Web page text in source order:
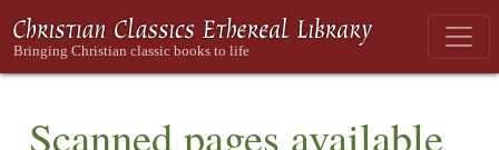
Scanned pages available